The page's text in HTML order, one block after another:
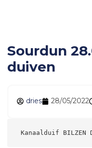
Sourdun
duiven
dries 28/05/2022
Kanaalduif BILZEN